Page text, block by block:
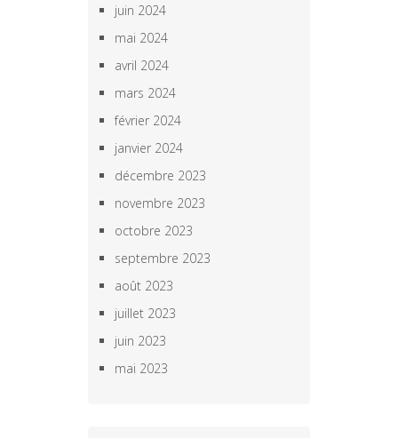
juin 2024
mai 2024
avril 2024
mars 2024
février 2024
janvier 2024
décembre 2023
novembre 2023
octobre 2023
septembre 2023
août 2023
juillet 2023
juin 2023
mai 2023